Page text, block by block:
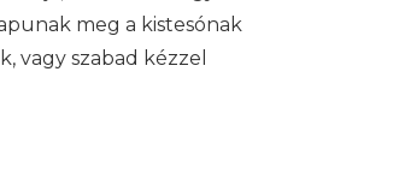
meg a kistesónak
vagy szabad kézzel